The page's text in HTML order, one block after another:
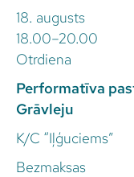
18. augusts
18.00–20.00
Otrdiena
Performatīva
Grāvleju
K/C “Iļģuciems”
Bezmaksas